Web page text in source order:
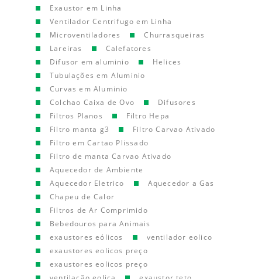
Exaustor em Linha
Ventilador Centrifugo em Linha
Microventiladores
Churrasqueiras
Lareiras
Calefatores
Difusor em aluminio
Helices
Tubulações em Aluminio
Curvas em Aluminio
Colchao Caixa de Ovo
Difusores
Filtros Planos
Filtro Hepa
Filtro manta g3
Filtro Carvao Ativado
Filtro em Cartao Plissado
Filtro de manta Carvao Ativado
Aquecedor de Ambiente
Aquecedor Eletrico
Aquecedor a Gas
Chapeu de Calor
Filtros de Ar Comprimido
Bebedouros para Animais
exaustores eólicos
ventilador eolico
exaustores eolicos preço
exaustores eolicos preço